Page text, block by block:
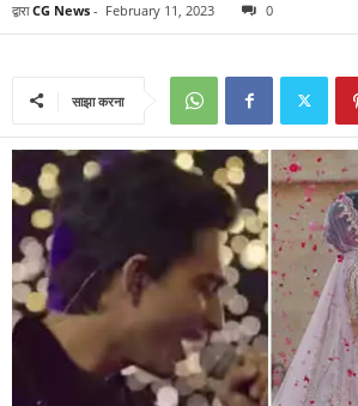
द्वारा CG News - February 11, 2023 0
साझा करना